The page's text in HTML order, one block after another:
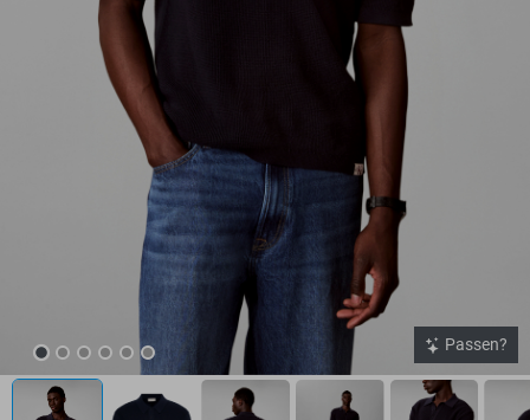
Passen?